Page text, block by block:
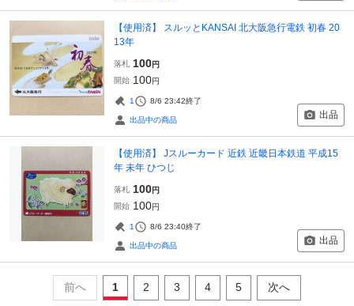
【使用済】 スルッとKANSAI 北大阪急行電鉄 初春 20
13年
落札 100円
開始 100円
1 8/6 23:42終了
出品中の商品 出品
【使用済】 Jスルーカード 近鉄 近畿日本鉄道 平成15
年 未年 ひつじ
落札 100円
開始 100円
1 8/6 23:40終了
出品中の商品 出品
前へ 1 2 3 4 5 次へ